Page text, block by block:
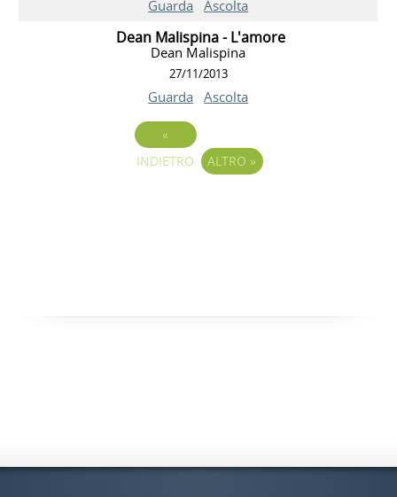
Guarda Ascolta
Dean Malispina - L'amore
Dean Malispina
27/11/2013
Guarda Ascolta
«
INDIETRO
ALTRO »